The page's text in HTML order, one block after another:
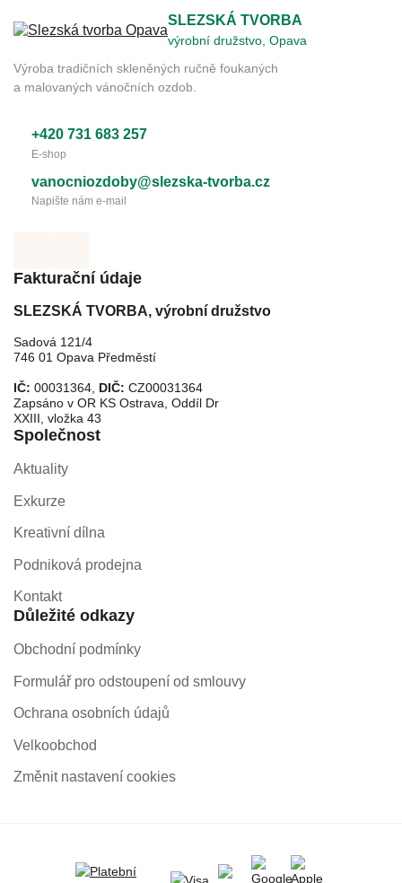
SLEZSKÁ TVORBA
výrobní družstvo, Opava
Výroba tradičních skleněných ručně foukaných
a malovaných vánočních ozdob.
+420 731 683 257
E-shop
vanocniozdoby@slezska-tvorba.cz
Napište nám e-mail
Fakturační údaje
SLEZSKÁ TVORBA, výrobní družstvo
Sadová 121/4
746 01 Opava Předměstí
IČ: 00031364, DIČ: CZ00031364
Zapsáno v OR KS Ostrava, Oddíl Dr
XXIII, vložka 43
Společnost
Aktuality
Exkurze
Kreativní dílna
Podniková prodejna
Kontakt
Důležité odkazy
Obchodní podmínky
Formulář pro odstoupení od smlouvy
Ochrana osobních údajů
Velkoobchod
Změnit nastavení cookies